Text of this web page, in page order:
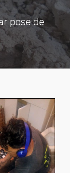
pose de